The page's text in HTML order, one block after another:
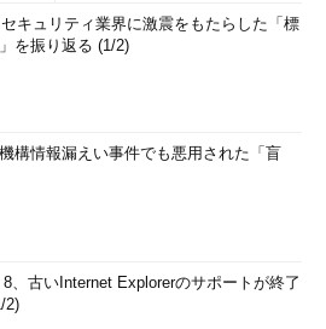
キュリティ業界に激震をもたらした「標
を振り返る (1/2)
構情報漏えい事件でも悪用された「盲
、古いInternet Explorerのサポートが終了
2)